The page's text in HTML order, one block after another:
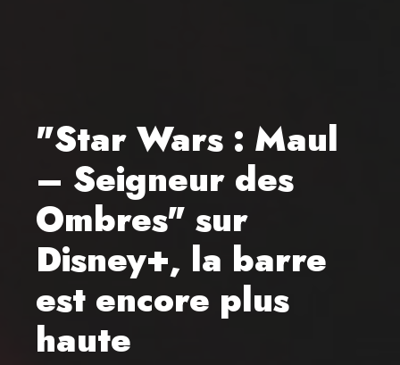
"Star Wars : Maul
– Seigneur des
Ombres" sur
Disney+, la barre
est encore plus
haute